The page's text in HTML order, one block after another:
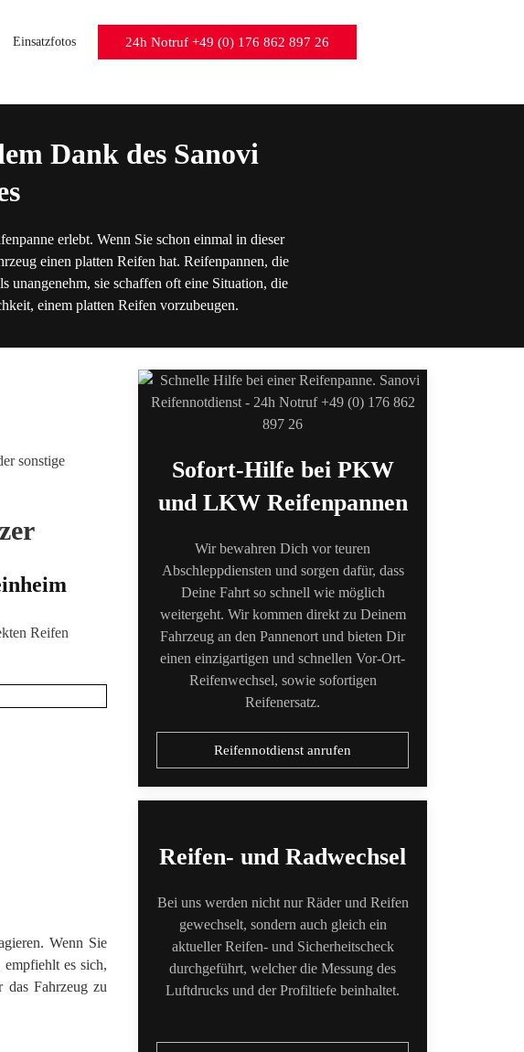
Einsatzfotos 24h Notruf +49 (0) 176 862 897 26
Dank des Sanovi
erlebt. Wenn Sie schon einmal in dieser
einen platten Reifen hat. Reifenpannen, die
unangenehm, sie schaffen oft eine Situation, die
einem platten Reifen vorzubeugen.
sonstige
Reifen
Wenn Sie
es sich,
das Fahrzeug zu
Sofort-Hilfe bei PKW
und LKW Reifenpannen
Wir bewahren Dich vor teuren
Abschleppdiensten und sorgen dafür, dass
Deine Fahrt so schnell wie möglich
weitergeht. Wir kommen direkt zu Deinem
Fahrzeug an den Pannenort und bieten Dir
einen einzigartigen und schnellen Vor-Ort-
Reifenwechsel, sowie sofortigen
Reifenersatz.
Reifennotdienst anrufen
Reifen- und Radwechsel
Bei uns werden nicht nur Räder und Reifen
gewechselt, sondern auch gleich ein
aktueller Reifen- und Sicherheitscheck
durchgeführt, welcher die Messung des
Luftdrucks und der Profiltiefe beinhaltet.